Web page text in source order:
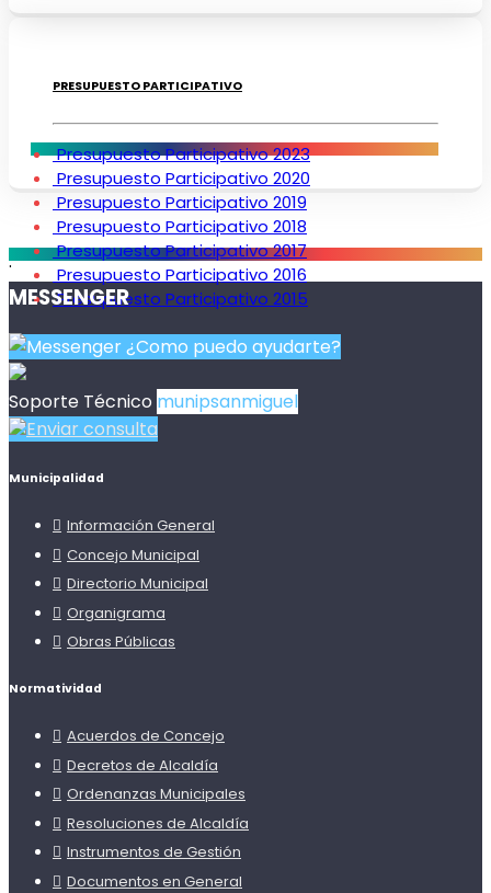
PRESUPUESTO PARTICIPATIVO
Presupuesto Participativo 2023
Presupuesto Participativo 2020
Presupuesto Participativo 2019
Presupuesto Participativo 2018
Presupuesto Participativo 2017
Presupuesto Participativo 2016
Presupuesto Participativo 2015
.
MESSENGER
¿Como puedo ayudarte?
Soporte Técnico munipsanmiguel
Enviar consulta
Municipalidad
Información General
Concejo Municipal
Directorio Municipal
Organigrama
Obras Públicas
Normatividad
Acuerdos de Concejo
Decretos de Alcaldía
Ordenanzas Municipales
Resoluciones de Alcaldía
Instrumentos de Gestión
Documentos en General